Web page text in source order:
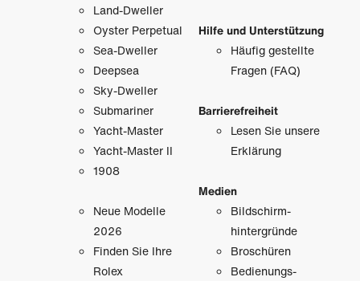
Land-Dweller
Oyster Perpetual
Sea-Dweller
Deepsea
Sky-Dweller
Submariner
Yacht-Master
Yacht-Master II
1908
Neue Modelle
2026
Finden Sie Ihre
Rolex
Hilfe und Unterstützung
Häufig gestellte
Fragen (FAQ)
Barrierefreiheit
Lesen Sie unsere
Erklärung
Medien
Bildschirm­
hintergründe
Broschüren
Bedienungs­